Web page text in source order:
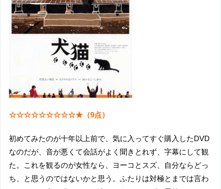
☆☆☆☆☆☆☆☆☆★（9点）
初めてみたのが十年以上前で、気に入ってすぐ購入したDVD
なのだが、音が悪くて会話がよく聞きとれず、字幕にして観
た。これを観るのが女性なら、ヨーコとスズ、自分ならどっ
ち、と思うのではないかと思う。ふたりは対極とまでは言わ